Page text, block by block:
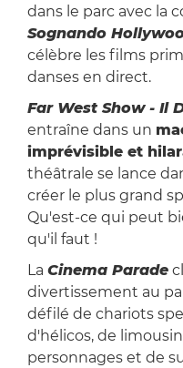
dans le parc avec la
Sognando
célèbre les films
danses en direct.
Far West Show - Il
entraîne dans un
imprévisible et
théâtrale se lance
créer le plus grand
Qu'est-ce qui peut
qu'il faut !
La Cinema Parade
divertissement au
défilé de chariots
d'hélicos, de
personnages et de